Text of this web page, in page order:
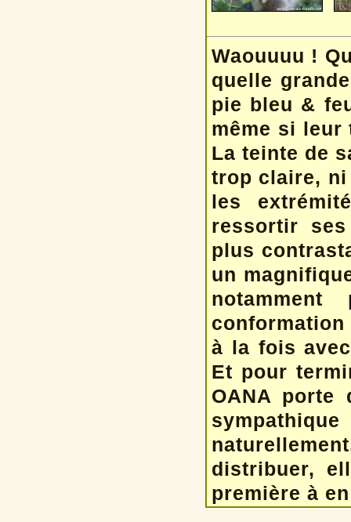
Waouuuu !
quelle
pie bleu &
même si
La teinte de
trop claire, ni
les
ressortir
plus
un
à la fois
Et pour
OANA
distribuer,
première à